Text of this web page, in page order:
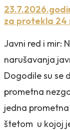
za protekla 24
Javni red i mir:
narušavanja
Dogodile su se
prometna
jedna
štetom u kojoj